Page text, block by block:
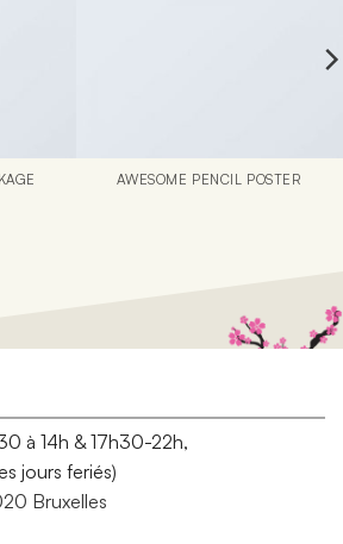
AWESOME PENCIL POSTER
à 14h & 17h30-22h,
jours feriés)
Bruxelles